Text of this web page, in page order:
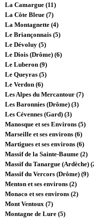
La Camargue (11)
La Côte Bleue (7)
La Montagnette (4)
Le Briançonnais (5)
Le Dévoluy (5)
Le Diois (Drôme) (6)
Le Luberon (9)
Le Queyras (5)
Le Verdon (6)
Les Alpes du Mercantour (7)
Les Baronnies (Drôme) (3)
Les Cévennes (Gard) (3)
Manosque et ses Environs (5)
Marseille et ses environs (6)
Martigues et ses environs (6)
Massif de la Sainte-Baume (2)
Massif du Tanargue (Ardèche)
Massif du Vercors (Drôme) (9)
Menton et ses environs (2)
Monaco et ses environs (2)
Mont Ventoux (7)
Montagne de Lure (5)